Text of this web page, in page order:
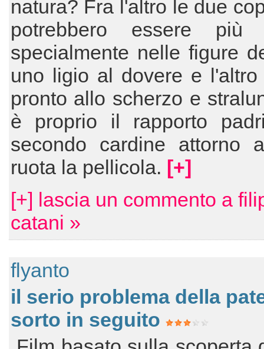
natura? Fra l'altro le due
potrebbero essere più
specialmente nelle figure
uno ligio al dovere e l'altro
pronto allo scherzo e
è proprio il rapporto
secondo cardine attorno
ruota la pellicola. [+]
[+] lascia un commento a
catani »
flyanto
il serio problema della
sorto in seguito